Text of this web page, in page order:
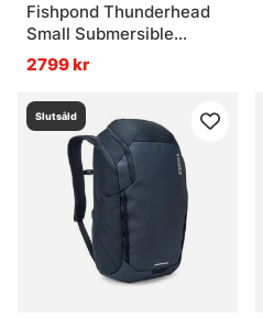
Fishpond Thunderhead
Small Submersible
Lumbar - Eco Yucca
2799 kr
Slutsåld